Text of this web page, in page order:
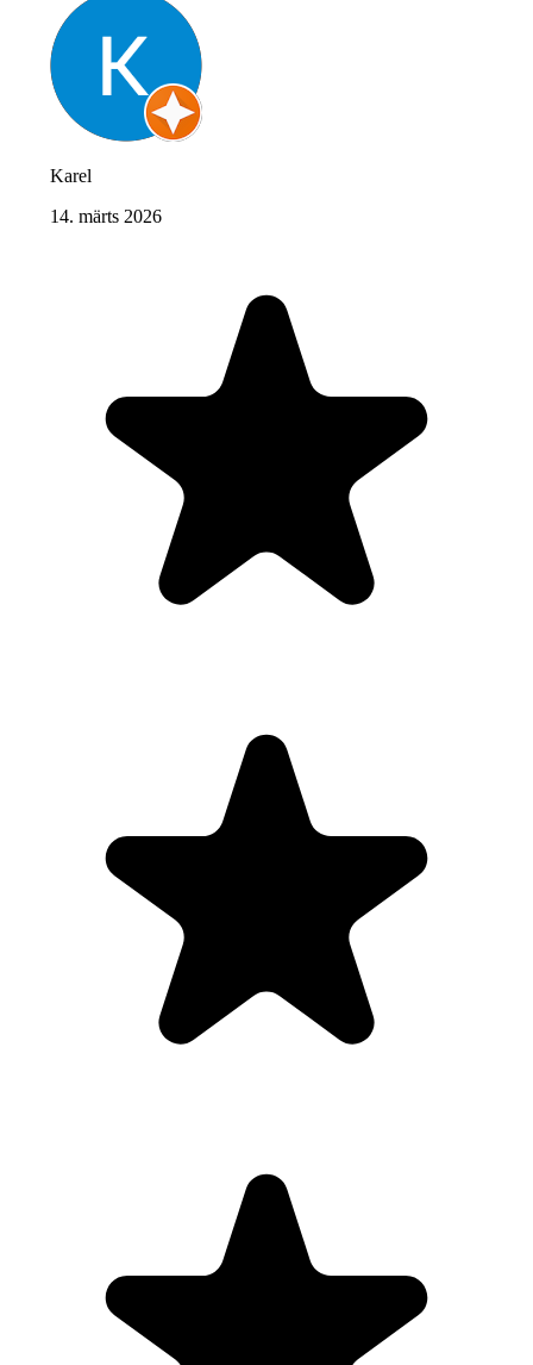
Karel
14. märts 2026